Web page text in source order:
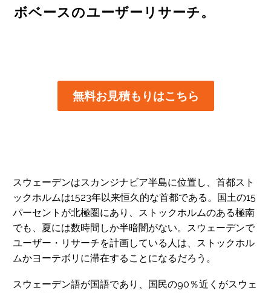
ボベースのユーザーリサーチ。
無料お見積もりはこちら
スウェーデンはスカンジナビア半島に位置し、首都スト
ックホルムは1523年以来恒久的な首都である。国土の15
パーセントが北極圏にあり、ストックホルムのある極南
でも、夏には数時間しか半暗闇がない。スウェーデンで
ユーザー・リサーチを計画している人は、ストックホル
ムかヨーテボリに滞在することになるだろう。
スウェーデン語が国語であり、国民の90％近くがスウェ